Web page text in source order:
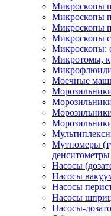
Микроскопы
Микроскопы
Микроскопы
Микроскопы
Микроскопы:
Микротомы,
Моечные
Мутномеры
Насосы
Насосы
Насосы
Насосы
Насосы-